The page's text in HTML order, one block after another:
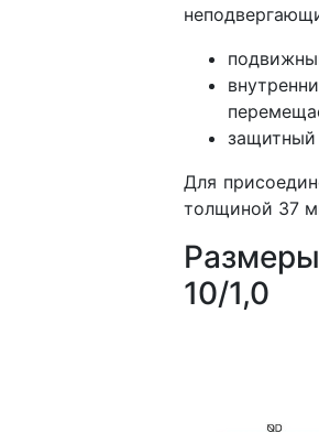
защитный
Для
толщиной 37
10/1,0